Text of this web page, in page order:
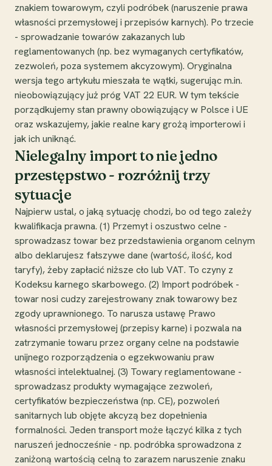
znakiem towarowym, czyli podróbek (naruszenie prawa
własności przemysłowej i przepisów karnych). Po trzecie
- sprowadzanie towarów zakazanych lub
reglamentowanych (np. bez wymaganych certyfikatów,
zezwoleń, poza systemem akcyzowym). Oryginalna
wersja tego artykułu mieszała te wątki, sugerując m.in.
nieobowiązujący już próg VAT 22 EUR. W tym tekście
porządkujemy stan prawny obowiązujący w Polsce i UE
oraz wskazujemy, jakie realne kary grożą importerowi i
jak ich uniknąć.
Nielegalny import to nie jedno
przestępstwo - rozróżnij trzy
sytuacje
Najpierw ustal, o jaką sytuację chodzi, bo od tego zależy
kwalifikacja prawna. (1) Przemyt i oszustwo celne -
sprowadzasz towar bez przedstawienia organom celnym
albo deklarujesz fałszywe dane (wartość, ilość, kod
taryfy), żeby zapłacić niższe cło lub VAT. To czyny z
Kodeksu karnego skarbowego. (2) Import podróbek -
towar nosi cudzy zarejestrowany znak towarowy bez
zgody uprawnionego. To narusza ustawę Prawo
własności przemysłowej (przepisy karne) i pozwala na
zatrzymanie towaru przez organy celne na podstawie
unijnego rozporządzenia o egzekwowaniu praw
własności intelektualnej. (3) Towary reglamentowane -
sprowadzasz produkty wymagające zezwoleń,
certyfikatów bezpieczeństwa (np. CE), pozwoleń
sanitarnych lub objęte akcyzą bez dopełnienia
formalności. Jeden transport może łączyć kilka z tych
naruszeń jednocześnie - np. podróbka sprowadzona z
zaniżoną wartością celną to zarazem naruszenie znaku